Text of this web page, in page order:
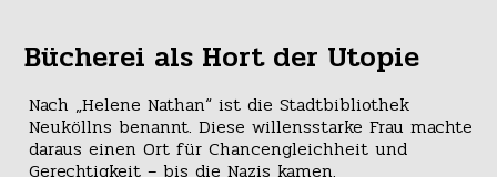
Bücherei als Hort der Utopie
Nach „Helene Nathan“ ist die Stadtbibliothek
Neuköllns benannt. Diese willensstarke Frau machte
daraus einen Ort für Chancengleichheit und
Gerechtigkeit – bis die Nazis kamen.